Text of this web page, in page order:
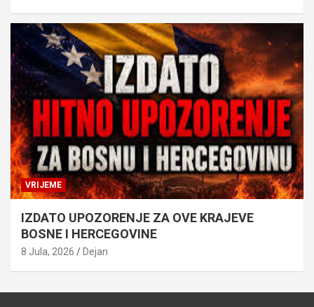
VRIJEME
IZDATO UPOZORENJE ZA OVE KRAJEVE
BOSNE I HERCEGOVINE
8 Jula, 2026 Dejan